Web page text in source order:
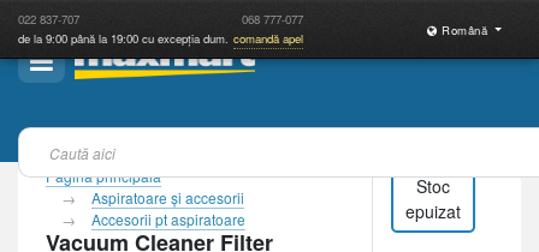
022 837-707 068 777-077
de la 9:00 până la 19:00 cu excepția dum. comandă apel
Română
Pagina principală
Aspiratoare şi accesorii
Accesorii pt aspiratoare
Vacuum Cleaner Filter
Stoc
epuizat